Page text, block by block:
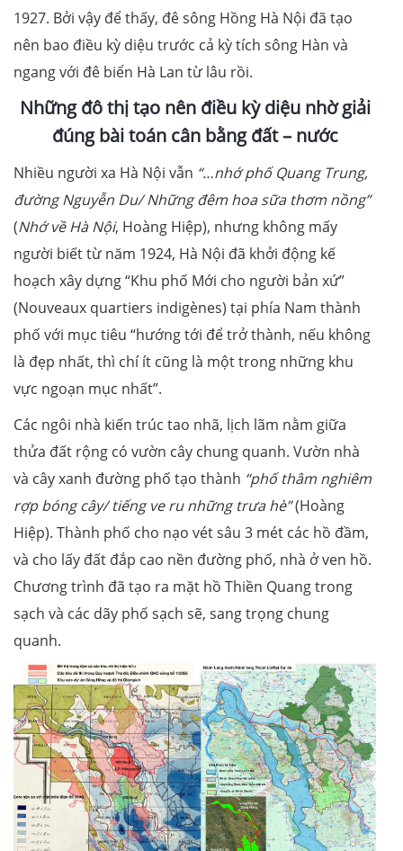
1927. Bởi vậy để thấy, đê sông Hồng Hà Nội đã tạo
nên bao điều kỳ diệu trước cả kỳ tích sông Hàn và
ngang với đê biển Hà Lan từ lâu rồi.
Những đô thị tạo nên điều kỳ diệu nhờ giải
đúng bài toán cân bằng đất – nước
Nhiều người xa Hà Nội vẫn “…nhớ phố Quang Trung,
đường Nguyễn Du/ Những đêm hoa sữa thơm nồng”
(Nhớ về Hà Nội, Hoàng Hiệp), nhưng không mấy
người biết từ năm 1924, Hà Nội đã khởi động kế
hoạch xây dựng “Khu phố Mới cho người bản xứ”
(Nouveaux quartiers indigènes) tại phía Nam thành
phố với mục tiêu “hướng tới để trở thành, nếu không
là đẹp nhất, thì chí ít cũng là một trong những khu
vực ngoạn mục nhất”.
Các ngôi nhà kiến trúc tao nhã, lịch lãm nằm giữa
thửa đất rộng có vườn cây chung quanh. Vườn nhà
và cây xanh đường phố tạo thành “phố thâm nghiêm
rợp bóng cây/ tiếng ve ru những trưa hè”(Hoàng
Hiệp). Thành phố cho nạo vét sâu 3 mét các hồ đầm,
và cho lấy đất đắp cao nền đường phố, nhà ở ven hồ.
Chương trình đã tạo ra mặt hồ Thiền Quang trong
sạch và các dãy phố sạch sẽ, sang trọng chung
quanh.